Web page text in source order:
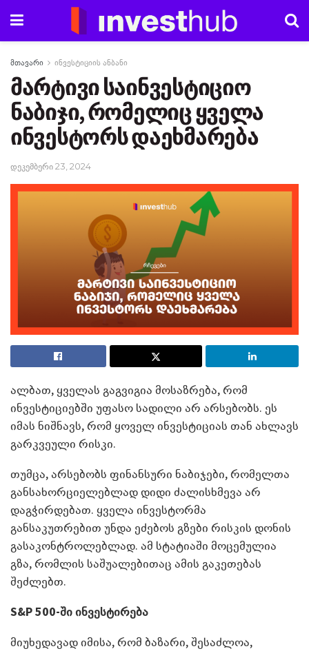
მთავარი ინვესტიციის ანბანი
მარტივი საინვესტიციო
ნაბიჯი, რომელიც ყველა
ინვესტორს დაეხმარება
დეკემბერი 23, 2024
ალბათ, ყველას გაგვიგია მოსაზრება, რომ
ინვესტიციებში უფასო სადილი არ არსებობს. ეს
იმას ნიშნავს, რომ ყოველ ინვესტიციას თან ახლავს
გარკვეული რისკი.
თუმცა, არსებობს ფინანსური ნაბიჯები, რომელთა
განსახორციელებლად დიდი ძალისხმევა არ
დაგჭირდებათ. ყველა ინვესტორმა
განსაკუთრებით უნდა ეძებოს გზები რისკის დონის
გასაკონტროლებლად. ამ სტატიაში მოცემულია
გზა, რომლის საშუალებითაც ამის გაკეთებას
შეძლებთ.
S&P 500-ში ინვესტირება
მიუხედავად იმისა, რომ ბაზარი, შესაძლოა,